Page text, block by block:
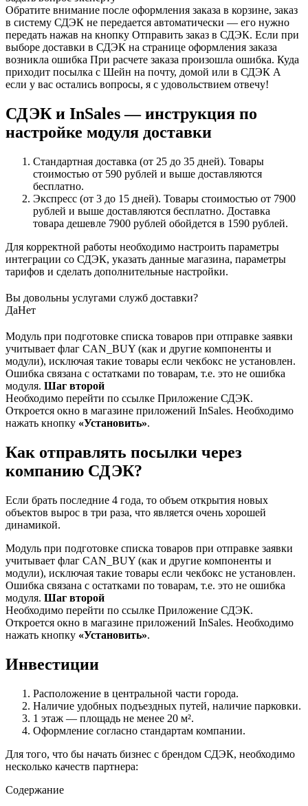
Обратите внимание после оформления заказа в корзине, заказ
в систему СДЭК не передается автоматически — его нужно
передать нажав на кнопку Отправить заказ в СДЭК. Если при
выборе доставки в СДЭК на странице оформления заказа
возникла ошибка При расчете заказа произошла ошибка. Куда
приходит посылка с Шейн на почту, домой или в СДЭК А
если у вас остались вопросы, я с удовольствием отвечу!
СДЭК и InSales — инструкция по
настройке модуля доставки
Стандартная доставка (от 25 до 35 дней). Товары
стоимостью от 590 рублей и выше доставляются
бесплатно.
Экспресс (от 3 до 15 дней). Товары стоимостью от 7900
рублей и выше доставляются бесплатно. Доставка
товара дешевле 7900 рублей обойдется в 1590 рублей.
Для корректной работы необходимо настроить параметры
интеграции со СДЭК, указать данные магазина, параметры
тарифов и сделать дополнительные настройки.
Вы довольны услугами служб доставки?
ДаНет
Модуль при подготовке списка товаров при отправке заявки
учитывает флаг CAN_BUY (как и другие компоненты и
модули), исключая такие товары если чекбокс не установлен.
Ошибка связана с остатками по товарам, т.е. это не ошибка
модуля. Шаг второй
Необходимо перейти по ссылке Приложение СДЭК.
Откроется окно в магазине приложений InSales. Необходимо
нажать кнопку «Установить».
Как отправлять посылки через
компанию СДЭК?
Если брать последние 4 года, то объем открытия новых
объектов вырос в три раза, что является очень хорошей
динамикой.
Модуль при подготовке списка товаров при отправке заявки
учитывает флаг CAN_BUY (как и другие компоненты и
модули), исключая такие товары если чекбокс не установлен.
Ошибка связана с остатками по товарам, т.е. это не ошибка
модуля. Шаг второй
Необходимо перейти по ссылке Приложение СДЭК.
Откроется окно в магазине приложений InSales. Необходимо
нажать кнопку «Установить».
Инвестиции
Расположение в центральной части города.
Наличие удобных подъездных путей, наличие парковки.
1 этаж — площадь не менее 20 м².
Оформление согласно стандартам компании.
Для того, что бы начать бизнес с брендом СДЭК, необходимо
несколько качеств партнера:
Содержание